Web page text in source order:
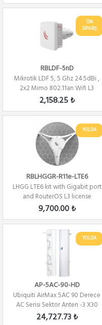
ÖN
SİPARİŞ
RBLDF-5nD
Mikrotik LDF 5, 5 Ghz 24.5dBi ,
2x2 Mimo 802.11an Wifi L3
2,158.25 ₺
YOLDA
RBLHGGR-R11e-LTE6
LHGG LTE6 kit with Gigabit port
and RouterOS L3 license
9,700.00 ₺
YOLDA
AP-5AC-90-HD
Ubiquiti AirMax 5AC 90 Derece
AC Serisi Sektör Anten -3 X30
DERECE
24,727.73 ₺